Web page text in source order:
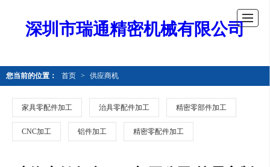
深圳市瑞通精密机械有限公司
您当前的位置： 首页 > 供应商机
家具零配件加工 治具零配件加工 精密零部件加工
CNC加工 铝件加工 精密零配件加工